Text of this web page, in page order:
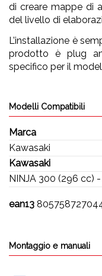
di creare mappe di
del livello di
L’installazione è
prodotto è plug
specifico per il
Modelli Compatibili
Marca
Kawasaki
Kawasaki
NINJA 300 (296 cc)
ean13
Montaggio e manuali